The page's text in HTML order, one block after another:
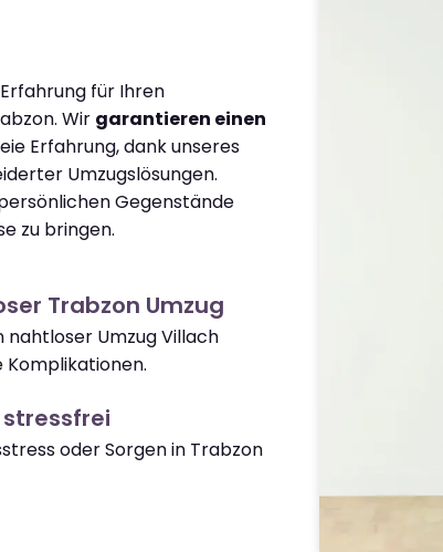
für Ihren
Wir garantieren einen
Erfahrung, dank unseres
Umzugslösungen.
Gegenstände
zu bringen.
Trabzon Umzug
Umzug Villach
Komplikationen.
oder Sorgen in Trabzon